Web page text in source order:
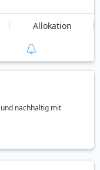
Allokation
nachhaltig mit